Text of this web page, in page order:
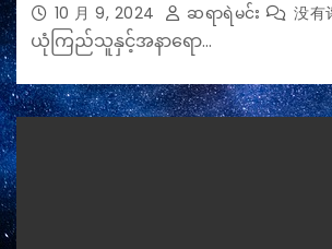
10 月 9, 2024 ဆရာရဲမင်း 没有
ယုံကြည်သူနှင့်အနာရော…